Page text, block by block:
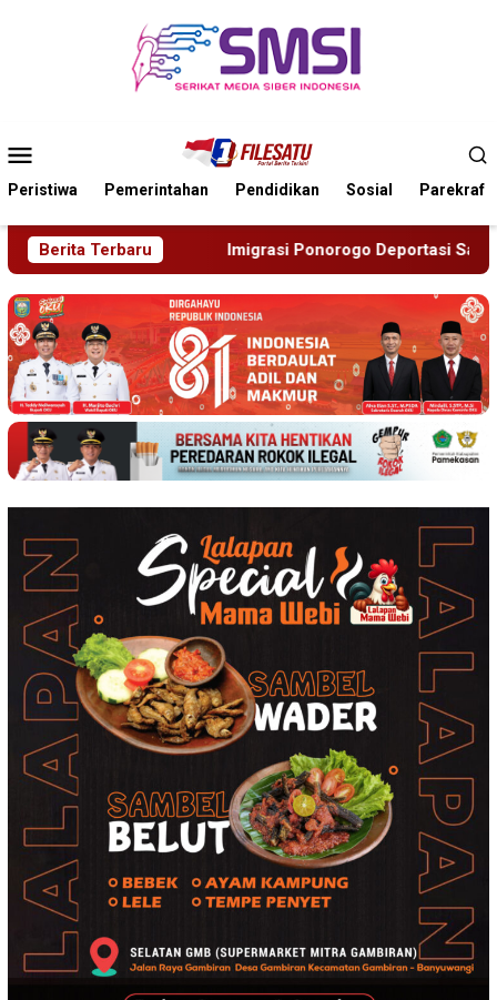
Mobile
Peristiwa Pemerintahan Pendidikan Sosial Parekraf
Berita Terbaru
Ponorogo Deportasi Satu WN Tiongkok Salahgunakan